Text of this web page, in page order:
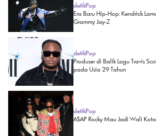
detikPop
Era Baru Hip-Hop: Kendrick
Grammy Jay-Z
detikPop
Produser di Balik Lagu Travis
pada Usia 29 Tahun
detikPop
A$AP Rocky Mau Jadi Wali